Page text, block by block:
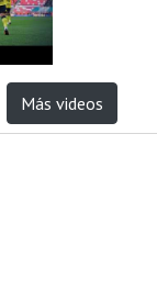
Más videos